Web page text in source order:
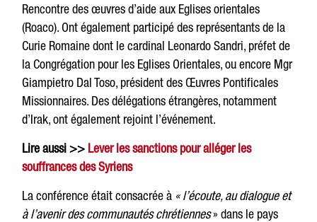
Rencontre des œuvres d’aide aux Eglises orientales
(Roaco). Ont également participé des représentants de la
Curie Romaine dont le cardinal Leonardo Sandri, préfet de
la Congrégation pour les Eglises Orientales, ou encore Mgr
Giampietro Dal Toso, président des Œuvres Pontificales
Missionnaires. Des délégations étrangères, notamment
d’Irak, ont également rejoint l’événement.
Lire aussi >> Lever les sanctions pour alléger les
souffrances des Syriens
La conférence était consacrée à « l’écoute, au dialogue et
à l’avenir des communautés chrétiennes» dans le pays